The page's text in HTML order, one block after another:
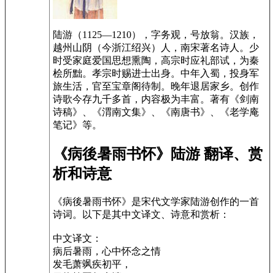
陆游（1125—1210），字务观，号放翁。汉族，
越州山阴（今浙江绍兴）人，南宋著名诗人。少
时受家庭爱国思想熏陶，高宗时应礼部试，为秦
桧所黜。孝宗时赐进士出身。中年入蜀，投身军
旅生活，官至宝章阁待制。晚年退居家乡。创作
诗歌今存九千多首，内容极为丰富。著有《剑南
诗稿》、《渭南文集》、《南唐书》、《老学庵
笔记》等。
《病後暑雨书怀》陆游 翻译、赏
析和诗意
《病後暑雨书怀》是宋代文学家陆游创作的一首
诗词。以下是其中文译文、诗意和赏析：
中文译文：
病后暑雨，心中怀念之情
发毛萧飒疾初平，